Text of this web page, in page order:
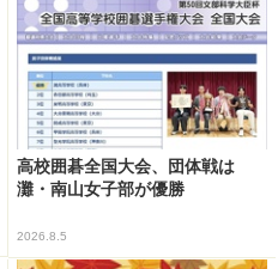
高校囲碁全国大会、団体戦は
灘・南山女子部が優勝
2026.8.5